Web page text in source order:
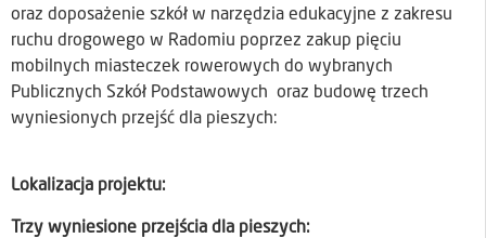
oraz doposażenie szkół w narzędzia edukacyjne z zakresu
ruchu drogowego w Radomiu poprzez zakup pięciu
mobilnych miasteczek rowerowych do wybranych
Publicznych Szkół Podstawowych oraz budowę trzech
wyniesionych przejść dla pieszych:
Lokalizacja projektu:
Trzy wyniesione przejścia dla pieszych: